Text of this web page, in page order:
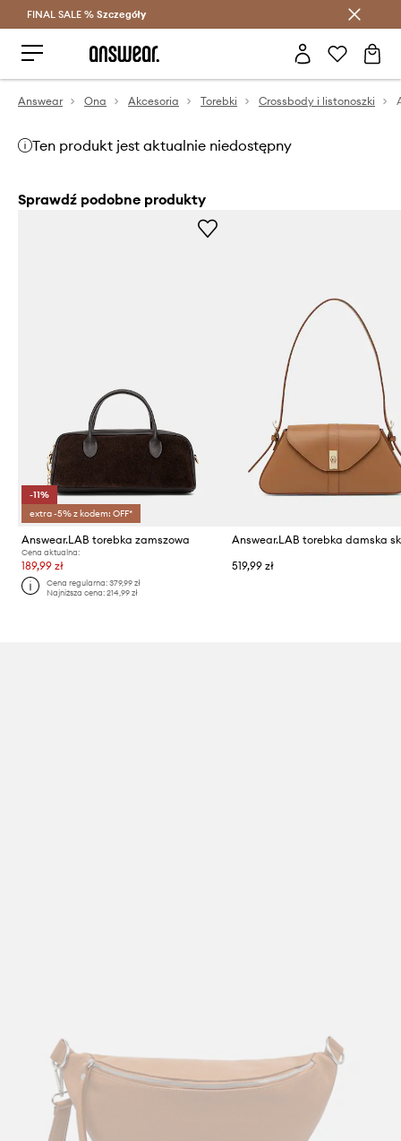
Oszczędzaj z Answear Club >
FINAL SALE % Szczegóły
Answear Ona Akcesoria Torebki Crossbody i listonoszki
Ten produkt jest aktualnie niedostępny
Sprawdź podobne produkty
-11%
extra -5% z kodem: OFF*
Answear.LAB torebka zamszowa
Cena aktualna:
189,99 zł
Cena regularna:379,99 zł
Najniższa cena:214,99 zł
519,99 zł